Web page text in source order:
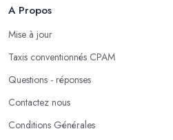
A Propos
Mise à jour
Taxis conventionnés CPAM
Questions - réponses
Contactez nous
Conditions Générales